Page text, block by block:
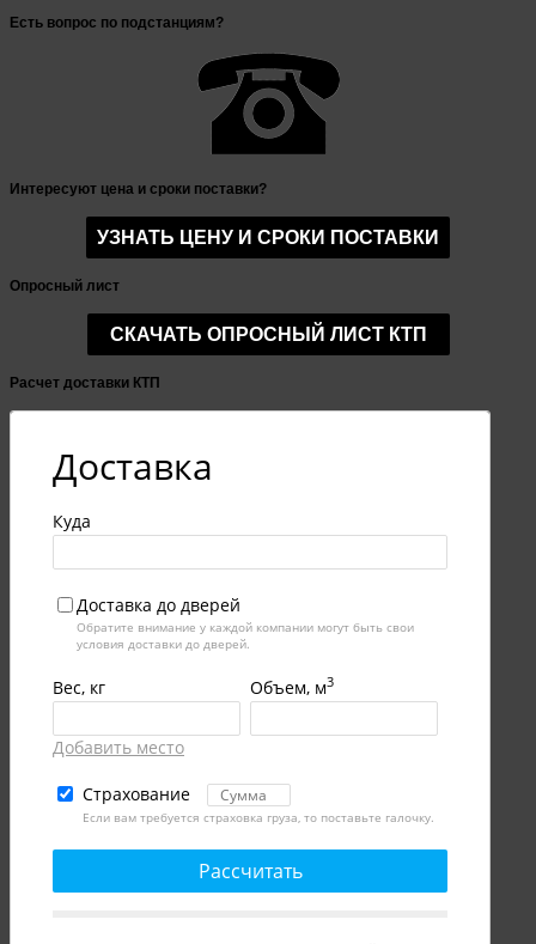
Есть вопрос по подстанциям?
Интересуют цена и сроки поставки?
Опросный лист
Расчет доставки КТП
Доставка
Куда
Доставка до дверей
Обратите внимание у каждой компании могут быть свои
условия доставки до дверей.
Вес, кг Объем, м3
Добавить место
Страхование
Если вам требуется страховка груза, то поставьте галочку.
Рассчитать